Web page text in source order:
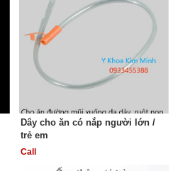
Dây cho ăn có nắp người lớn /
trẻ em
Call